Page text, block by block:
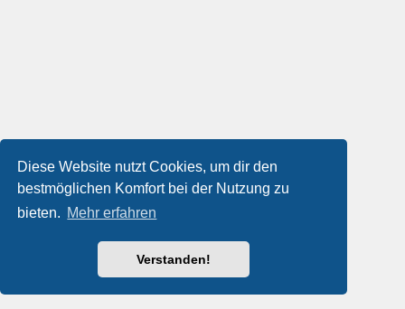
Diese Website nutzt Cookies, um dir den
bestmöglichen Komfort bei der Nutzung zu
bieten. Mehr erfahren
Verstanden!